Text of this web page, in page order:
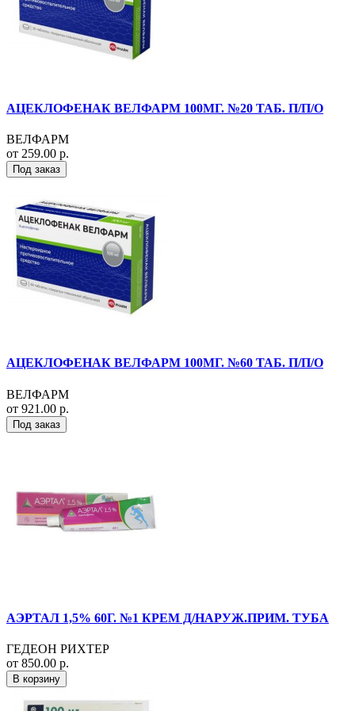
АЦЕКЛОФЕНАК ВЕЛФАРМ 100МГ. №20 ТАБ. П/П/О
ВЕЛФАРМ
от 259.00 р.
Под заказ
АЦЕКЛОФЕНАК ВЕЛФАРМ 100МГ. №60 ТАБ. П/П/О
ВЕЛФАРМ
от 921.00 р.
Под заказ
АЭРТАЛ 1,5% 60Г. №1 КРЕМ Д/НАРУЖ.ПРИМ. ТУБА
ГЕДЕОН РИХТЕР
от 850.00 р.
В корзину